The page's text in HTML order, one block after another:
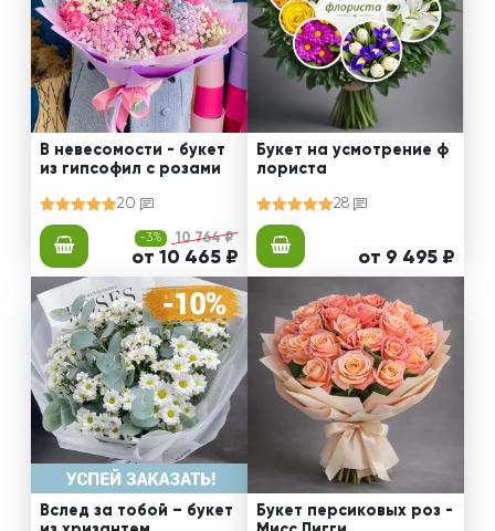
В невесомости - букет
из гипсофил с розами
20
-3% 10 764 ₽
от 10 465 ₽
Букет на усмотрение ф
лориста
28
от 9 495 ₽
Вслед за тобой – букет
Букет персиковых роз -